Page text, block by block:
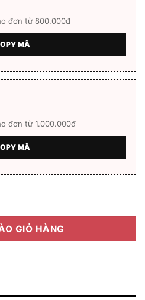
đơn từ 800.000đ
MÃ
đơn từ 1.000.000đ
MÃ
Full box số lượng
GIỎ HÀNG